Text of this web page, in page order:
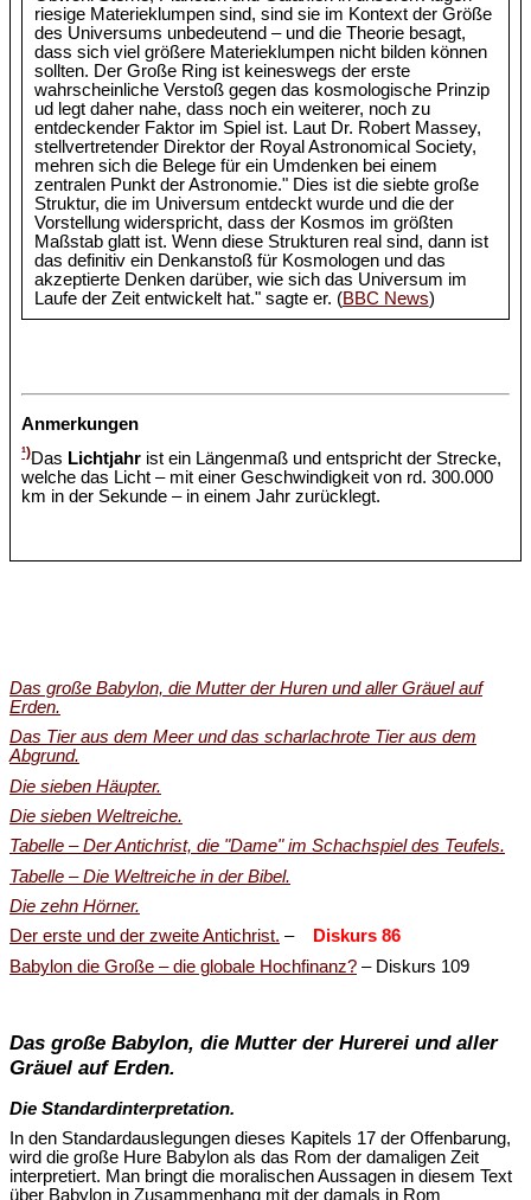
riesige Materieklumpen sind, sind sie im Kontext der Größe
des Universums unbedeutend – und die Theorie besagt,
dass sich viel größere Materieklumpen nicht bilden können
sollten. Der Große Ring ist keineswegs der erste
wahrscheinliche Verstoß gegen das kosmologische Prinzip
ud legt daher nahe, dass noch ein weiterer, noch zu
entdeckender Faktor im Spiel ist. Laut Dr. Robert Massey,
stellvertretender Direktor der Royal Astronomical Society,
mehren sich die Belege für ein Umdenken bei einem
zentralen Punkt der Astronomie." Dies ist die siebte große
Struktur, die im Universum entdeckt wurde und die der
Vorstellung widerspricht, dass der Kosmos im größten
Maßstab glatt ist. Wenn diese Strukturen real sind, dann ist
das definitiv ein Denkanstoß für Kosmologen und das
akzeptierte Denken darüber, wie sich das Universum im
Laufe der Zeit entwickelt hat." sagte er. (BBC News)
Anmerkungen
¹)Das Lichtjahr ist ein Längenmaß und entspricht der Strecke,
welche das Licht – mit einer Geschwindigkeit von rd. 300.000
km in der Sekunde – in einem Jahr zurücklegt.
Das große Babylon, die Mutter der Huren und aller Gräuel auf
Erden.
Das Tier aus dem Meer und das scharlachrote Tier aus dem
Abgrund.
Die sieben Häupter.
Die sieben Weltreiche.
Tabelle – Der Antichrist, die "Dame" im Schachspiel des Teufels.
Tabelle – Die Weltreiche in der Bibel.
Die zehn Hörner.
Der erste und der zweite Antichrist. –
Diskurs 86
Babylon die Große – die globale Hochfinanz? – Diskurs 109
Das große Babylon, die Mutter der Hurerei und aller
Gräuel auf Erden.
Die Standardinterpretation.
In den Standardauslegungen dieses Kapitels 17 der Offenbarung,
wird die große Hure Babylon als das Rom der damaligen Zeit
interpretiert. Man bringt die moralischen Aussagen in diesem Text
über Babylon in Zusammenhang mit der damals in Rom